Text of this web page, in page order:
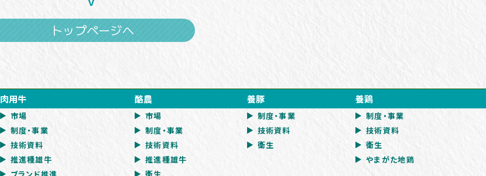
トップページへ
肉用牛
市場
制度・事業
技術資料
推進種雄牛
酪農
市場
制度・事業
技術資料
推進種雄牛
養豚
制度・事業
技術資料
衛生
養鶏
制度・事業
技術資料
衛生
やまがた地鶏